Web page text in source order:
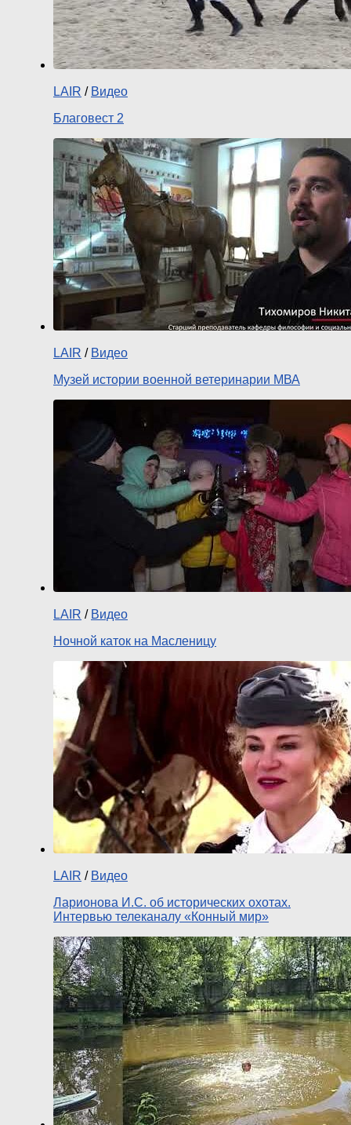
LAIR / Видео
Благовест 2
LAIR / Видео
Музей истории военной ветеринарии МВА
LAIR / Видео
Ночной каток на Масленицу
LAIR / Видео
Ларионова И.С. об исторических охотах.
Интервью телеканалу «Конный мир»